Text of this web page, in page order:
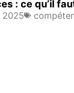
: ce qu’il
2025